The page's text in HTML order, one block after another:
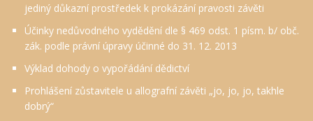
jediný důkazní prostředek k prokázání pravosti závěti
Účinky nedůvodného vydědění dle § 469 odst. 1 písm. b/ obč.
zák. podle právní úpravy účinné do 31. 12. 2013
Výklad dohody o vypořádání dědictví
Prohlášení zůstavitele u allografní závěti „jo, jo, jo, takhle
dobrý“